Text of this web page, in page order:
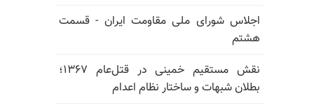
اجلاس شورای ملی مقاومت ایران - قسمت
هشتم
نقش مستقیم خمینی در قتل‌عام ۱۳۶۷؛
بطلان شبهات و ساختار نظام اعدام